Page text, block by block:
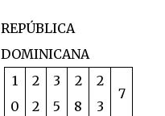
REPÚBLICA
DOMINICANA
1
0
2
2
3
5
2
8
2
3
7